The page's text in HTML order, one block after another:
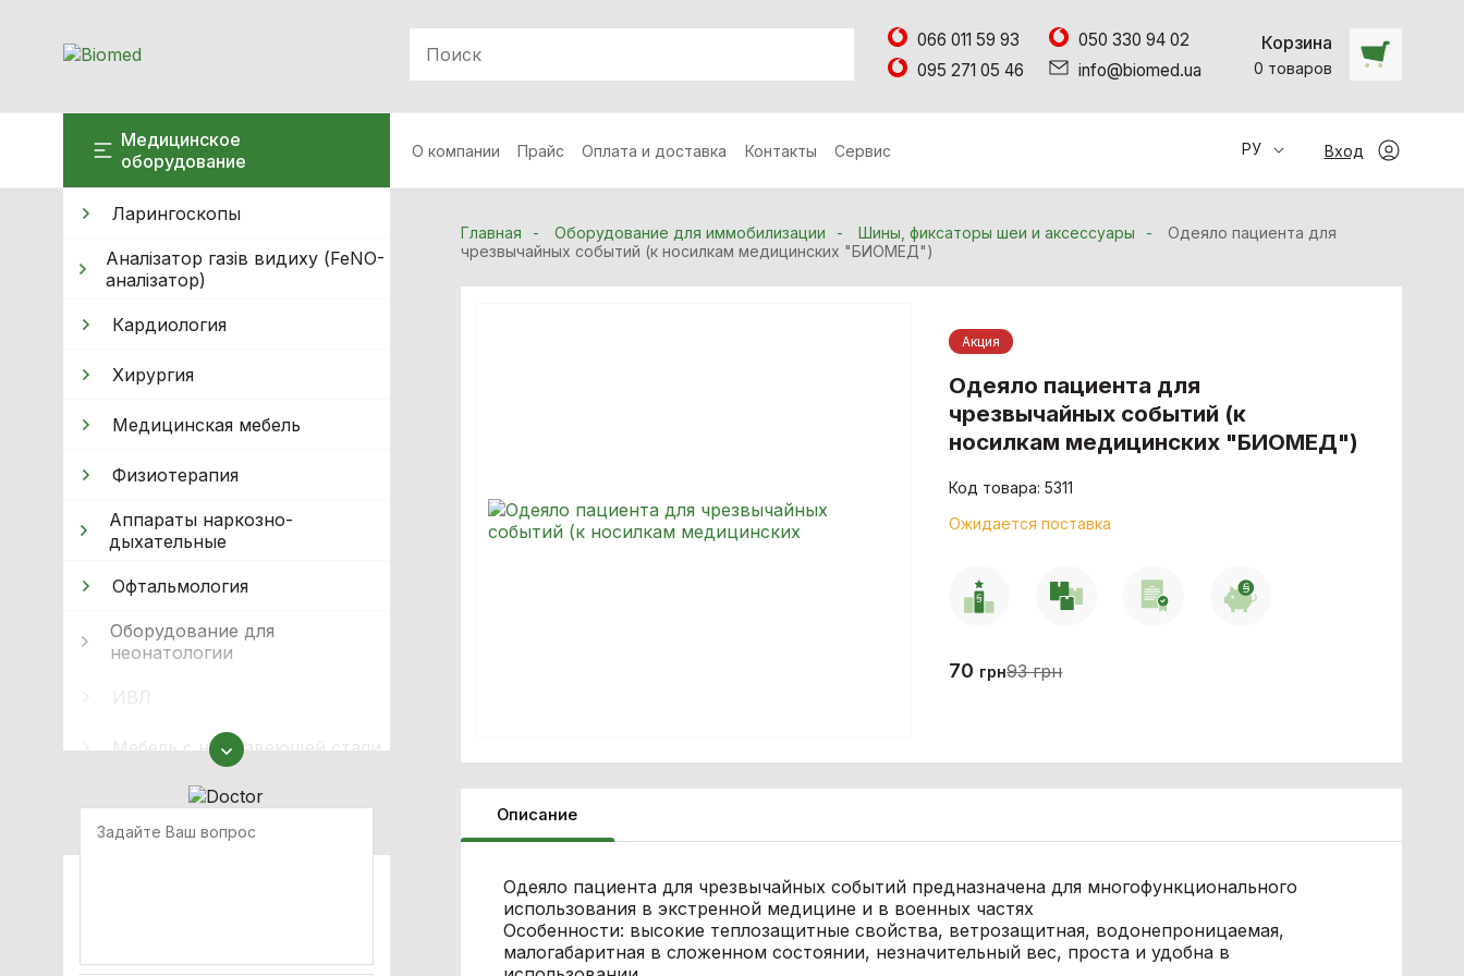
066 011 59 93
050 330 94 02
095 271 05 46
info@biomed.ua
Корзина
0 товаров
Медицинское
оборудование
О компании Прайс Оплата и доставка Контакты Сервис РУ Вход
Ларингоскопы
Аналізатор газів видиху (FeNO-
аналізатор)
Кардиология
Хирургия
Медицинская мебель
Физиотерапия
Аппараты наркозно-
дыхательные
Офтальмология
Оборудование для
неонатологии
Мебель с нержавеющей стали
Оборудование для
иммобилизации
Главная Оборудование для иммобилизации Шины, фиксаторы шеи и аксессуары
Одеяло пациента для
чрезвычайных событий (к носилкам медицинских "БИОМЕД")
Акция
Одеяло пациента для
чрезвычайных событий (к
носилкам медицинских "БИОМЕД")
Код товара: 5311
Ожидается поставка
70 грн93 грн
Описание
Одеяло пациента для чрезвычайных событий предназначена для многофункционального
использования в экстренной медицине и в военных частях
Особенности: высокие теплозащитные свойства, ветрозащитная, водонепроницаемая,
малогабаритная в сложенном состоянии, незначительный вес, проста и удобна в